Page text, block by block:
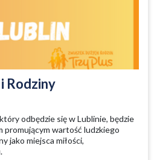
Rodziny
odbędzie się w Lublinie, będzie
promującym wartość ludzkiego
jako miejsca miłości,